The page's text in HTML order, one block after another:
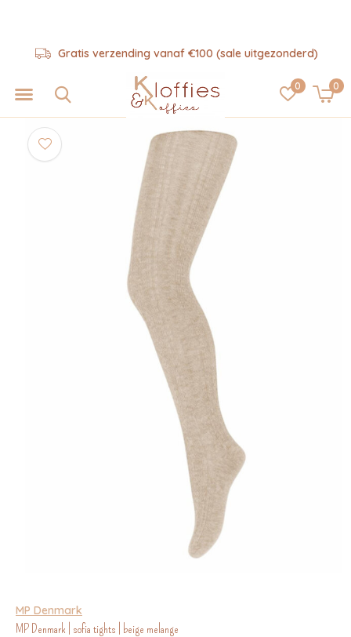
0 0
Gratis verzending vanaf €100 (sale uitgezonderd)
MP Denmark
MP Denmark | sofia tights | beige melange